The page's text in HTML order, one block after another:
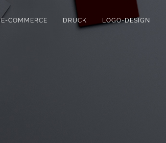
E-COMMERCE DRUCK LOGO-DESIGN